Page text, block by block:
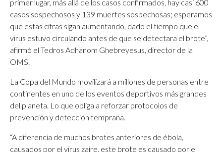
primer lugar, más allá de los casos confirmados, hay casi 600
casos sospechosos y 139 muertes sospechosas; esperamos
que estas cifras sigan aumentando, dado el tiempo que el
virus estuvo circulando antes de que se detectara el brote”,
afirmó el Tedros Adhanom Ghebreyesus, director de la
OMS.
La Copa del Mundo movilizará a millones de personas entre
continentes en uno de los eventos deportivos más grandes
del planeta. Lo que obliga a reforzar protocolos de
prevención y detección temprana.
“A diferencia de muchos brotes anteriores de ébola,
causados ​​por el virus zaire, este brote es causado por el